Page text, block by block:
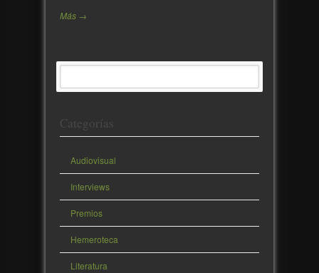
Más →
Categorías
Audiovisual
Interviews
Premios
Hemeroteca
Literatura